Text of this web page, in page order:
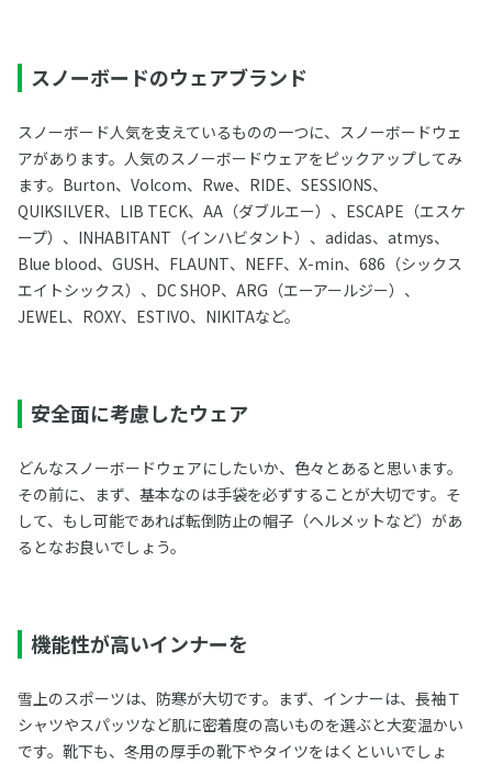
スノーボードのウェアブランド
スノーボード人気を支えているものの一つに、スノーボードウェ
アがあります。人気のスノーボードウェアをピックアップしてみ
ます。Burton、Volcom、Rwe、RIDE、SESSIONS、
QUIKSILVER、LIB TECK、AA（ダブルエー）、ESCAPE（エスケ
ープ）、INHABITANT（インハビタント）、adidas、atmys、
Blue blood、GUSH、FLAUNT、NEFF、X-min、686（シックス
エイトシックス）、DC SHOP、ARG（エーアールジー）、
JEWEL、ROXY、ESTIVO、NIKITAなど。
安全面に考慮したウェア
どんなスノーボードウェアにしたいか、色々とあると思います。
その前に、まず、基本なのは手袋を必ずすることが大切です。そ
して、もし可能であれば転倒防止の帽子（ヘルメットなど）があ
るとなお良いでしょう。
機能性が高いインナーを
雪上のスポーツは、防寒が大切です。まず、インナーは、長袖Ｔ
シャツやスパッツなど肌に密着度の高いものを選ぶと大変温かい
です。靴下も、冬用の厚手の靴下やタイツをはくといいでしょ